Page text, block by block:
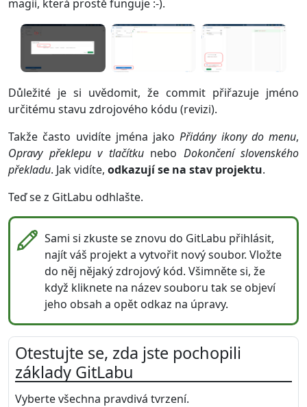
magii, která prostě funguje :-).
Důležité je si uvědomit, že commit přiřazuje jméno
určitému stavu zdrojového kódu (revizi).
Takže často uvidíte jména jakoPřidány ikony do menu,
Opravy překlepu v tlačítkunebo Dokončení slovenského
překladu. Jak vidíte, odkazují se na stav projektu.
Teď se z GitLabu odhlašte.
Sami si zkuste se znovu do GitLabu přihlásit,
najít váš projekt a vytvořit nový soubor. Vložte
do něj nějaký zdrojový kód. Všimněte si, že
když kliknete na název souboru tak se objeví
jeho obsah a opět odkaz na úpravy.
Otestujte se, zda jste pochopili
základy GitLabu
Vyberte všechna pravdivá tvrzení.